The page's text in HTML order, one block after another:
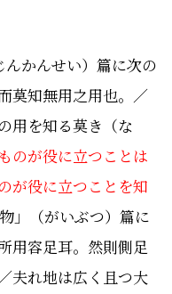
んかんせい）篇に次の
莫知無用之用也。／
用を知る莫き（な
のが役に立つことは
が役に立つことを知
」（がいぶつ）篇に
用容足耳。然則側足
夫れ地は広く且つ大